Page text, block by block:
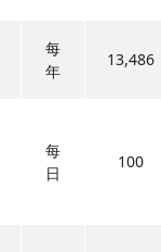
每
年
13,486
每
日
100